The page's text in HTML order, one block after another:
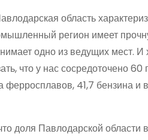
область
регион имеет
одно из ведущих мест.
что у нас сосредоточено
ферросплавов, 41,7 бензина
доля Павлодарской